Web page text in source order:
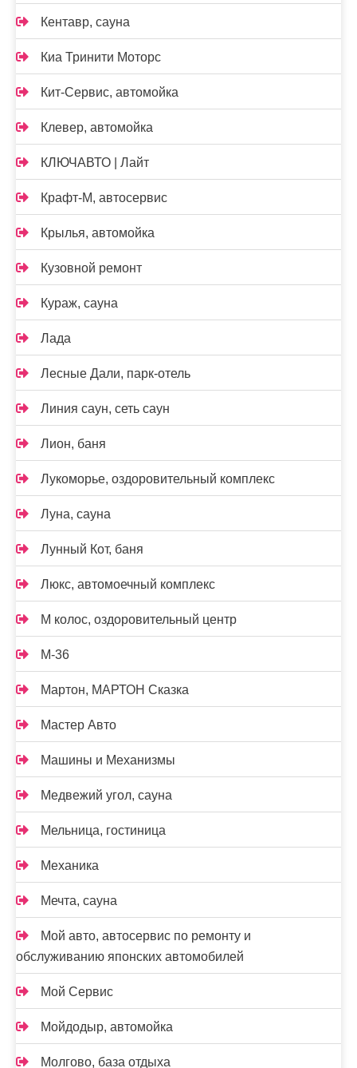
Кентавр, сауна
Киа Тринити Моторс
Кит-Сервис, автомойка
Клевер, автомойка
КЛЮЧАВТО | Лайт
Крафт-М, автосервис
Крылья, автомойка
Кузовной ремонт
Кураж, сауна
Лада
Лесные Дали, парк-отель
Линия саун, сеть саун
Лион, баня
Лукоморье, оздоровительный комплекс
Луна, сауна
Лунный Кот, баня
Люкс, автомоечный комплекс
М колос, оздоровительный центр
М-36
Мартон, МАРТОН Сказка
Мастер Авто
Машины и Механизмы
Медвежий угол, сауна
Мельница, гостиница
Механика
Мечта, сауна
Мой авто, автосервис по ремонту и
обслуживанию японских автомобилей
Мой Сервис
Мойдодыр, автомойка
Молгово, база отдыха